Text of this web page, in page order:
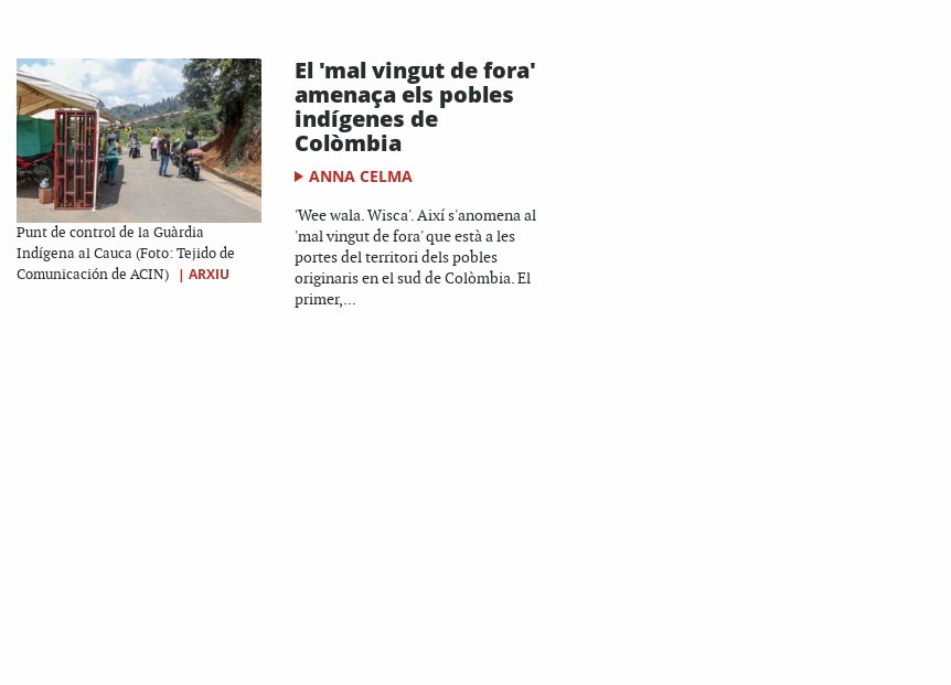
Punt de control de la Guàrdia
Indígena al Cauca (Foto: Tejido de
Comunicación de ACIN)
| ARXIU
El 'mal vingut de fora'
amenaça els pobles
indígenes de
Colòmbia
ANNA CELMA
'Wee wala. Wisca'. Així s'anomena al
'mal vingut de fora' que està a les
portes del territori dels pobles
originaris en el sud de Colòmbia. El
primer,...